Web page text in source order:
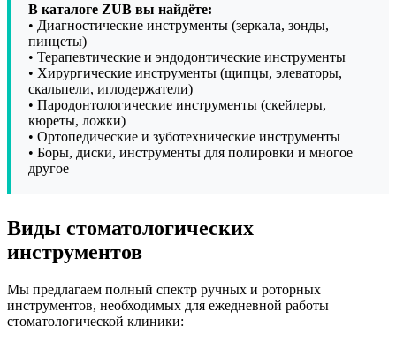
В каталоге ZUB вы найдёте:
• Диагностические инструменты (зеркала, зонды,
пинцеты)
• Терапевтические и эндодонтические инструменты
• Хирургические инструменты (щипцы, элеваторы,
скальпели, иглодержатели)
• Пародонтологические инструменты (скейлеры,
кюреты, ложки)
• Ортопедические и зуботехнические инструменты
• Боры, диски, инструменты для полировки и многое
другое
Виды стоматологических
инструментов
Мы предлагаем полный спектр ручных и роторных
инструментов, необходимых для ежедневной работы
стоматологической клиники: